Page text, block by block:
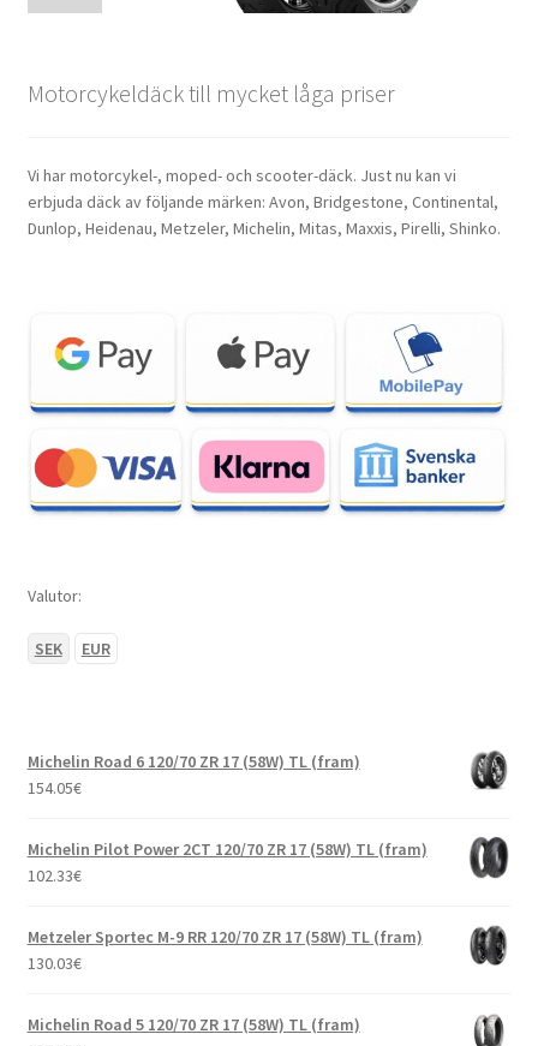
Motorcykeldäck till mycket låga priser
Vi har motorcykel-, moped- och scooter-däck. Just nu kan vi
erbjuda däck av följande märken: Avon, Bridgestone, Continental,
Dunlop, Heidenau, Metzeler, Michelin, Mitas, Maxxis, Pirelli, Shinko.
Valutor:
SEK EUR
Michelin Road 6 120/70 ZR 17 (58W) TL (fram)
154.05€
Michelin Pilot Power 2CT 120/70 ZR 17 (58W) TL (fram)
102.33€
Metzeler Sportec M-9 RR 120/70 ZR 17 (58W) TL (fram)
130.03€
Michelin Road 5 120/70 ZR 17 (58W) TL (fram)